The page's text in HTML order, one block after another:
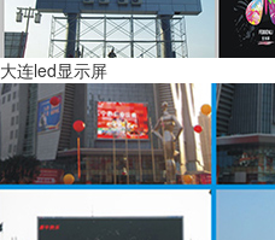
大连led显示屏